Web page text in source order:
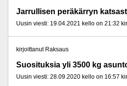
Jarrullisen peräkärryn
Uusin viesti: 19.04.2021 kello on 21:32
kirjoittanut Raksaus
Uusin viesti: 28.09.2020 kello on 16:57